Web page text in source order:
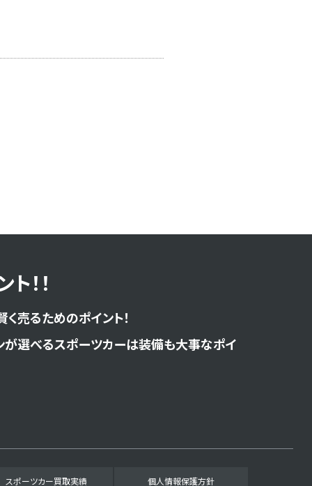
！！
売るためのポイント！
が選べるスポーツカーは装備も大事なポイ
スポーツカー買取実績 個人情報保護方針